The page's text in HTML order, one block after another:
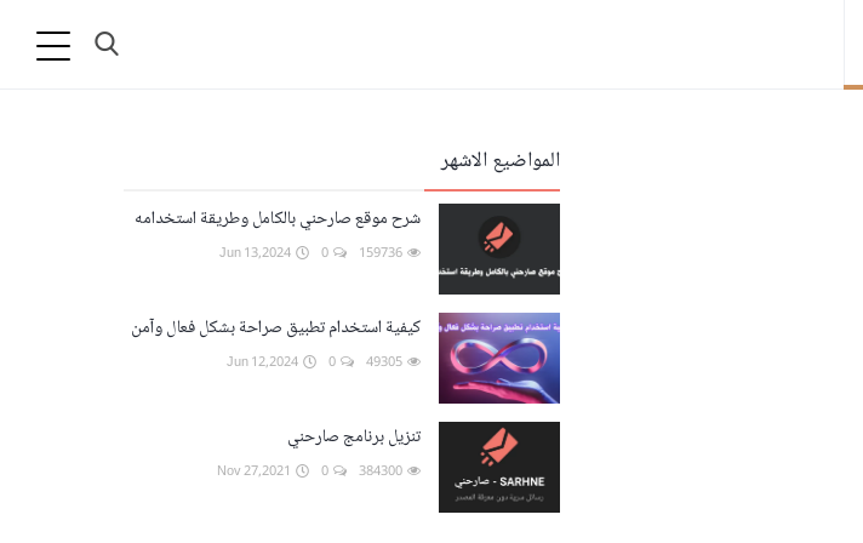
المواضيع الاشهر
شرح موقع صارحني بالكامل وطريقة استخدامه
كيفية استخدام تطبيق صراحة بشكل فعال وآمن
تنزيل برنامج صارحني